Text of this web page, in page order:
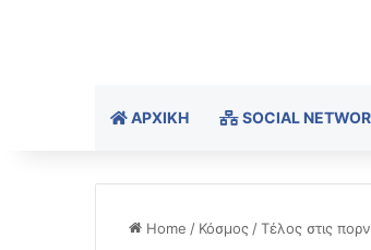
ΑΡΧΙΚΉ SOCIAL
Home / Κόσμος /Τέλος στις